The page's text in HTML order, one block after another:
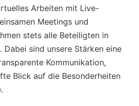
Arbeiten mit Live-
Meetings und
stets alle Beteiligten in
Dabei sind unsere Stärken eine
Kommunikation,
Blick auf die Besonderheiten